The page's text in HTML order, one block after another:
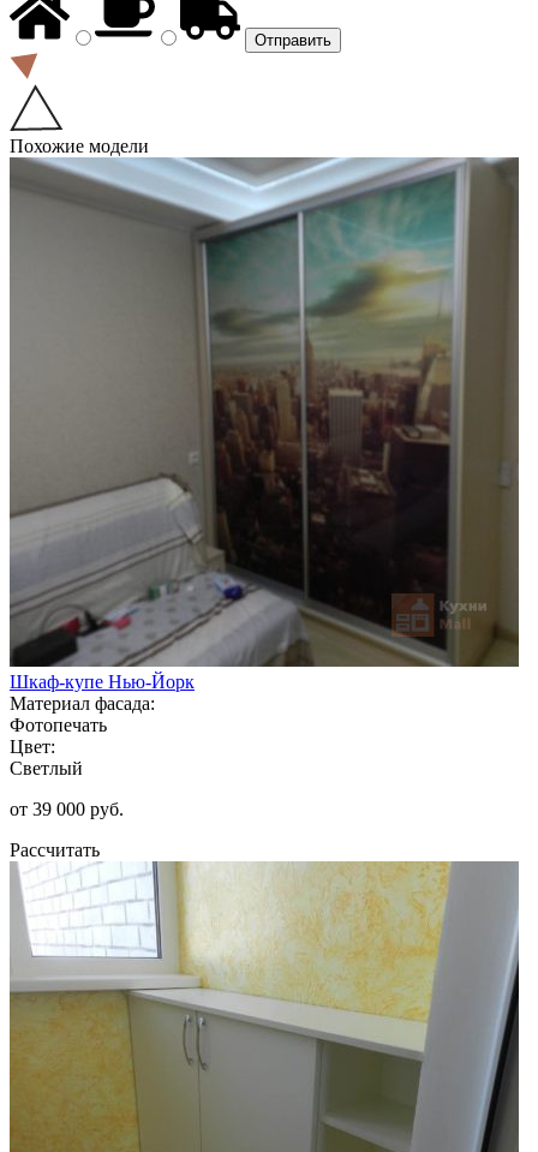
Похожие модели
Шкаф-купе Нью-Йорк
Материал фасада:
Фотопечать
Цвет:
Светлый
от 39 000 руб.
Рассчитать